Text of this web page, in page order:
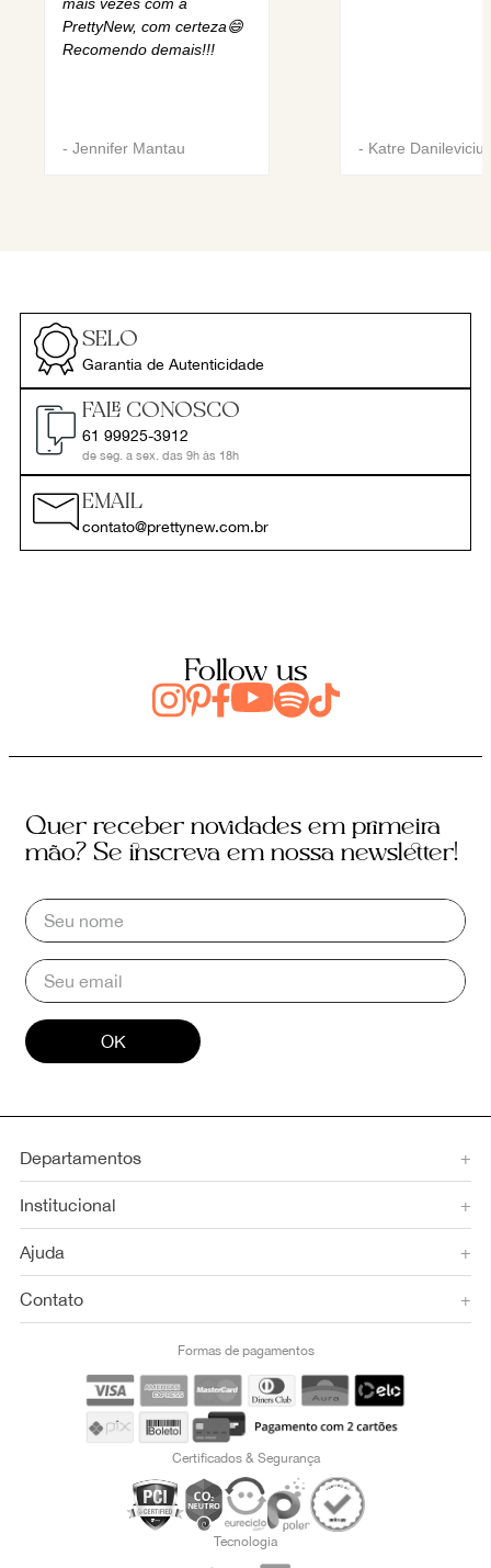
PrettyNew, com certeza😄
Recomendo demais!!!
- Jennifer Mantau - Katre Danilevicius
SELO
Garantia de Autenticidade
FALE CONOSCO
61 99925-3912
de seg. a sex. das 9h às 18h
EMAIL
contato@prettynew.com.br
Follow us
Quer receber novidades em primeira
mão? Se inscreva em nossa newsletter!
OK
Departamentos +
Institucional +
Ajuda +
Contato +
Formas de pagamentos
Certificados & Segurança
Tecnologia